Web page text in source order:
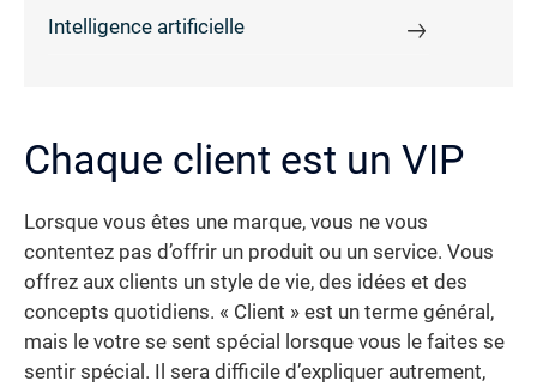
Intelligence artificielle
Chaque client est un VIP
Lorsque vous êtes une marque, vous ne vous
contentez pas d’offrir un produit ou un service. Vous
offrez aux clients un style de vie, des idées et des
concepts quotidiens. « Client » est un terme général,
mais le votre se sent spécial lorsque vous le faites se
sentir spécial. Il sera difficile d’expliquer autrement,